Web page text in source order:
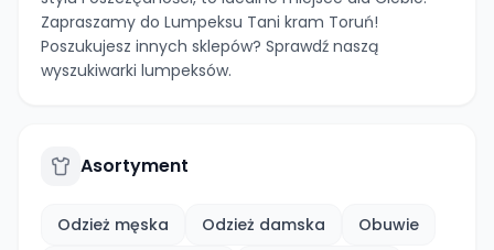
Zapraszamy do Lumpeksu Tani kram Toruń!
Poszukujesz innych sklepów? Sprawdź naszą
wyszukiwarki lumpeksów.
Asortyment
Odzież męska Odzież damska
Obuwie